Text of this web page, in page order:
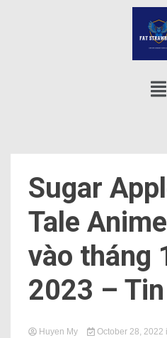
Sugar
Tale
vào tháng
2023 –
Huyen My October 28, 2022